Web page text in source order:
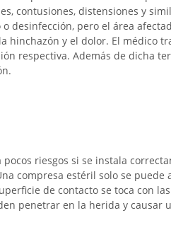
contusiones, distensiones y
desinfección, pero el área
hinchazón y el dolor. El médico
respectiva. Además de dicha
pocos riesgos si se instala
compresa estéril solo se puede
de contacto se toca con
penetrar en la herida y causar